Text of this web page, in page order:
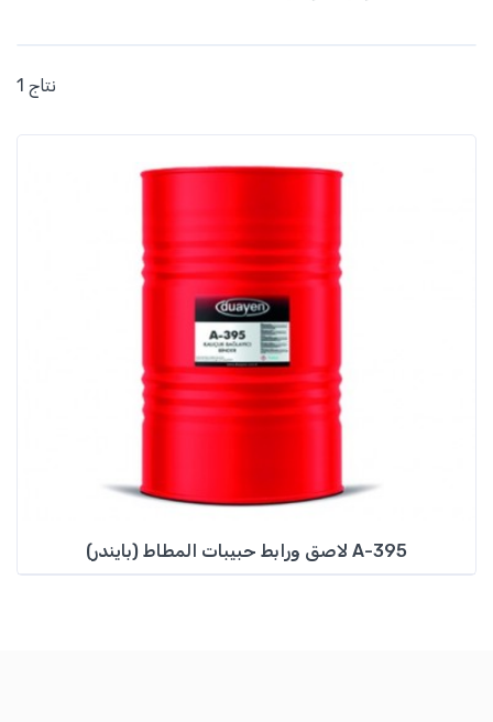
1 نتاج
(بايندر) لاصق ورابط حبيبات المطاط A-395